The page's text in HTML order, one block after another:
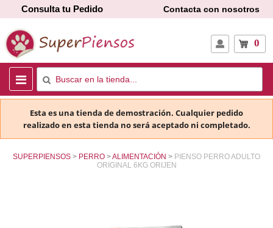
Consulta tu Pedido Contacta con nosotros
0
Esta es una tienda de demostración. Cualquier pedido
realizado en esta tienda no será aceptado ni completado.
SUPERPIENSOS PERRO ALIMENTACIÓN
PIENSO PERRO ADULTO
ORIGINAL 6KG ORIJEN